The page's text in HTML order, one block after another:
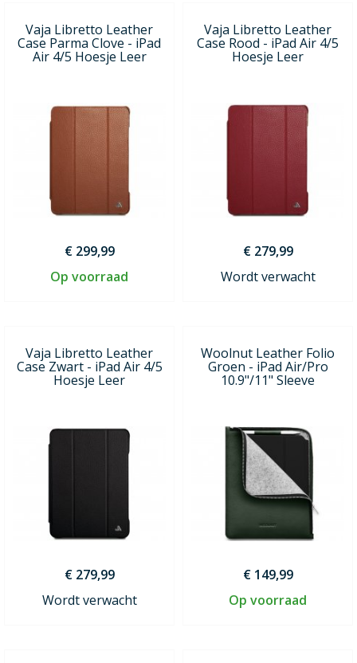
Vaja Libretto Leather
Case Parma Clove - iPad
Air 4/5 Hoesje Leer
€ 299,99
Op voorraad
Vaja Libretto Leather
Case Rood - iPad Air 4/5
Hoesje Leer
€ 279,99
Wordt verwacht
Vaja Libretto Leather
Case Zwart - iPad Air 4/5
Hoesje Leer
€ 279,99
Wordt verwacht
Woolnut Leather Folio
Groen - iPad Air/Pro
10.9"/11" Sleeve
€ 149,99
Op voorraad